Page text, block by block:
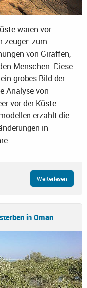
waren vor
zeugen zum
von Giraffen,
Menschen. Diese
grobes Bild der
Analyse von
vor der Küste
erzählt die
in
Weiterlesen
in Oman